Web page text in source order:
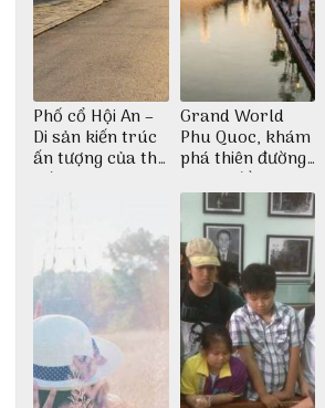
Phố cổ Hội An –
Di sản kiến trúc
ấn tượng của thế
giới
Grand World
Phu Quoc, khám
phá thiên đường
giải trí đầy sôi
động